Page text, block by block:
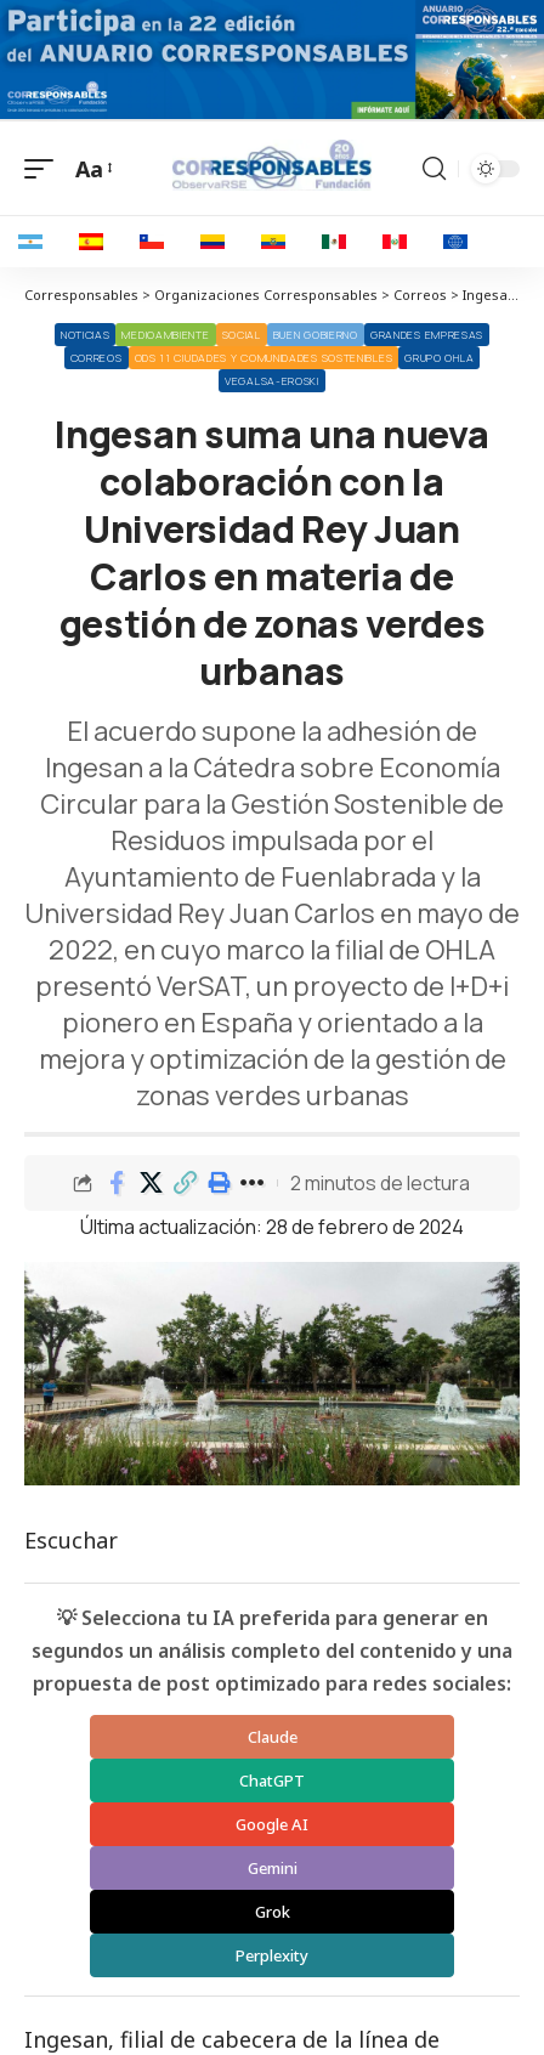
Aa
Corresponsables > Organizaciones Corresponsables > Correos > Ingesan suma una nueva colaboración con la Universidad Rey Juan Carlos en materia de gestión de zonas verdes urbanas
NOTICIAS MEDIOAMBIENTE SOCIAL BUEN GOBIERNO
GRANDES EMPRESAS
CORREOS
ODS 11 CIUDADES Y COMUNIDADES SOSTENIBLES
GRUPO OHLA
VEGALSA-EROSKI
Ingesan suma una nueva
colaboración con la
Universidad Rey Juan
Carlos en materia de
gestión de zonas verdes
urbanas
El acuerdo supone la adhesión de
Ingesan a la Cátedra sobre Economía
Circular para la Gestión Sostenible de
Residuos impulsada por el
Ayuntamiento de Fuenlabrada y la
Universidad Rey Juan Carlos en mayo de
2022, en cuyo marco la filial de OHLA
presentó VerSAT, un proyecto de I+D+i
pionero en España y orientado a la
mejora y optimización de la gestión de
zonas verdes urbanas
Última actualización: 28 de febrero de 2024
2 minutos de lectura
Escuchar
💡 Selecciona tu IA preferida para generar en
segundos un análisis completo del contenido y una
propuesta de post optimizado para redes sociales:
Claude
ChatGPT
Google AI
Gemini
Grok
Perplexity
Ingesan, filial de cabecera de la línea de